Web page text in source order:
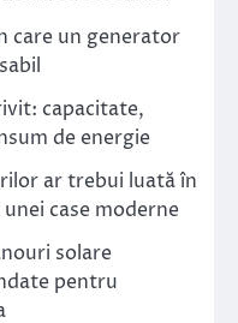
care un generator
capacitate,
de energie
ar trebui luată în
case moderne
solare
pentru